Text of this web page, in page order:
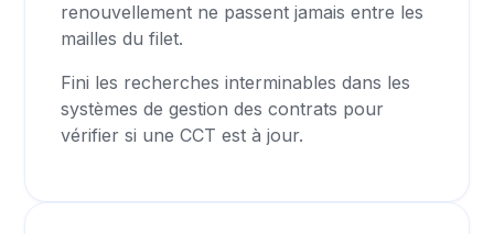
renouvellement ne passent jamais entre les
mailles du filet.
Fini les recherches interminables dans les
systèmes de gestion des contrats pour
vérifier si une CCT est à jour.